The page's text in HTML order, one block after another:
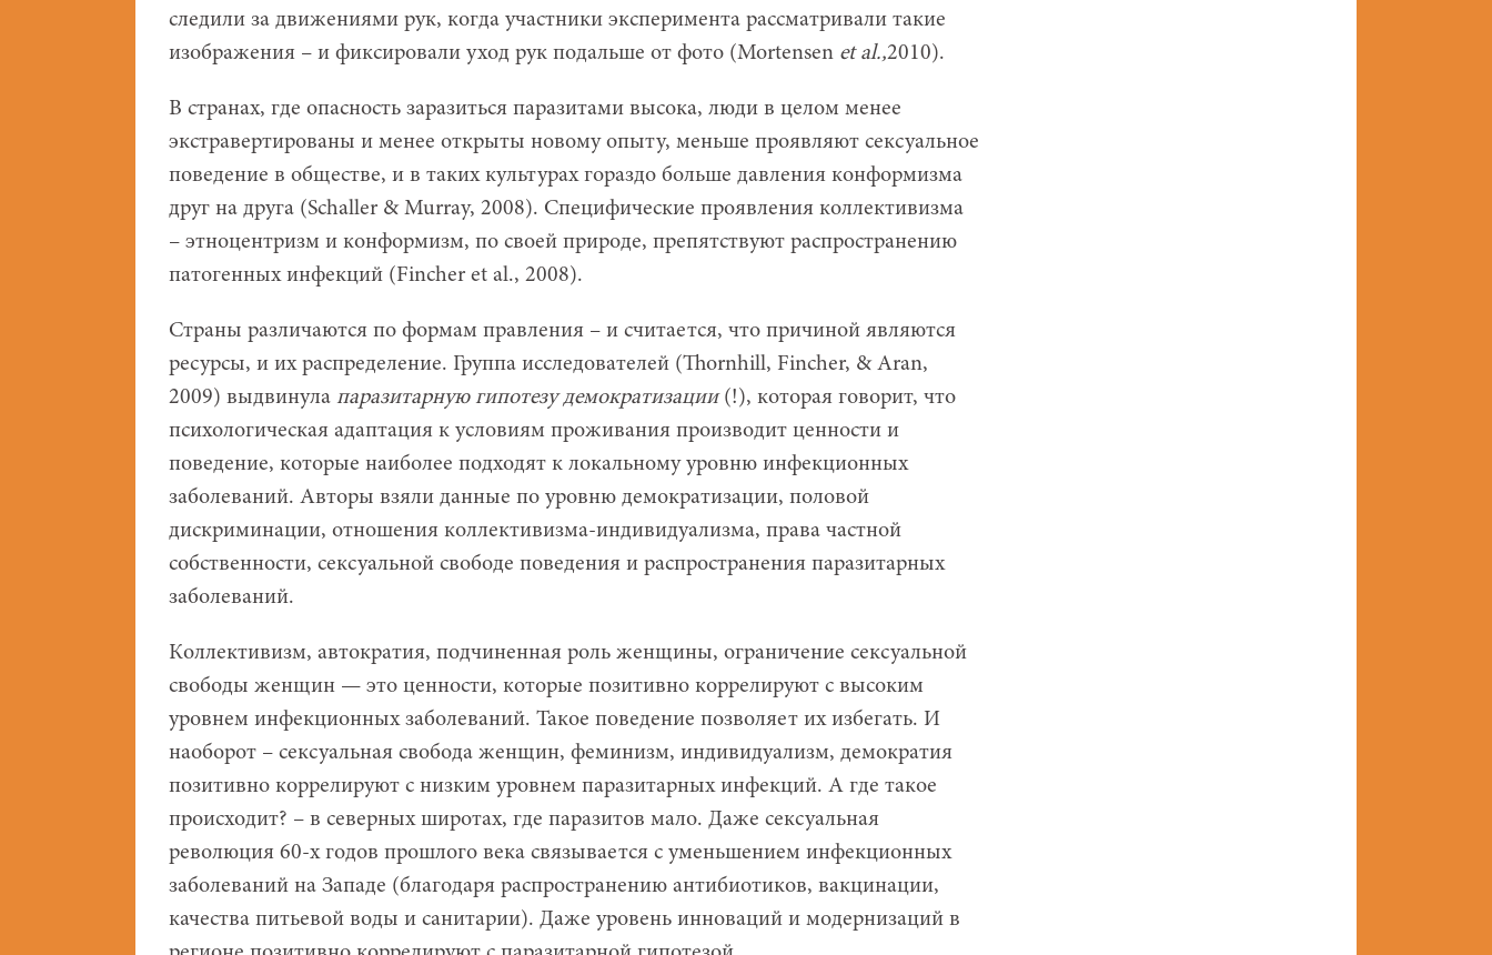
следили за движениями рук, когда участники эксперимента рассматривали такие
изображения – и фиксировали уход рук подальше от фото (Mortensen et al.,2010).
В странах, где опасность заразиться паразитами высока, люди в целом менее
экстравертированы и менее открыты новому опыту, меньше проявляют сексуальное
поведение в обществе, и в таких культурах гораздо больше давления конформизма
друг на друга (Schaller & Murray, 2008). Специфические проявления коллективизма
– этноцентризм и конформизм, по своей природе, препятствуют распространению
патогенных инфекций (Fincher et al., 2008).
Страны различаются по формам правления – и считается, что причиной являются
ресурсы, и их распределение. Группа исследователей (Thornhill, Fincher, & Aran,
2009) выдвинула паразитарную гипотезу демократизации(!), которая говорит, что
психологическая адаптация к условиям проживания производит ценности и
поведение, которые наиболее подходят к локальному уровню инфекционных
заболеваний. Авторы взяли данные по уровню демократизации, половой
дискриминации, отношения коллективизма-индивидуализма, права частной
собственности, сексуальной свободе поведения и распространения паразитарных
заболеваний.
Коллективизм, автократия, подчиненная роль женщины, ограничение сексуальной
свободы женщин — это ценности, которые позитивно коррелируют с высоким
уровнем инфекционных заболеваний. Такое поведение позволяет их избегать. И
наоборот – сексуальная свобода женщин, феминизм, индивидуализм, демократия
позитивно коррелируют с низким уровнем паразитарных инфекций. А где такое
происходит? – в северных широтах, где паразитов мало. Даже сексуальная
революция 60-х годов прошлого века связывается с уменьшением инфекционных
заболеваний на Западе (благодаря распространению антибиотиков, вакцинации,
качества питьевой воды и санитарии). Даже уровень инноваций и модернизаций в